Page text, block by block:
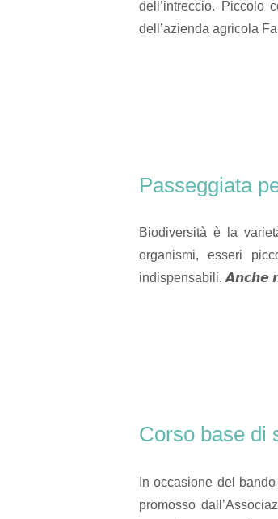
dell’intreccio. Piccolo
dell’azienda agricola
Passeggiata
Biodiversità è la
organismi, esseri
indispensabili. 𝘼𝙣𝙘𝙝𝙚
Corso base di
In occasione del
promosso